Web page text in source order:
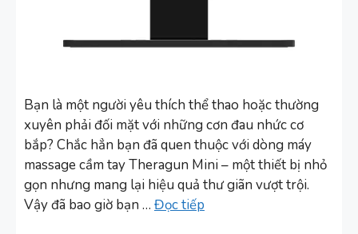
Bạn là một người yêu thích thể thao hoặc thường
xuyên phải đối mặt với những cơn đau nhức cơ
bắp? Chắc hẳn bạn đã quen thuộc với dòng máy
massage cầm tay Theragun Mini – một thiết bị nhỏ
gọn nhưng mang lại hiệu quả thư giãn vượt trội.
Vậy đã bao giờ bạn … Đọc tiếp